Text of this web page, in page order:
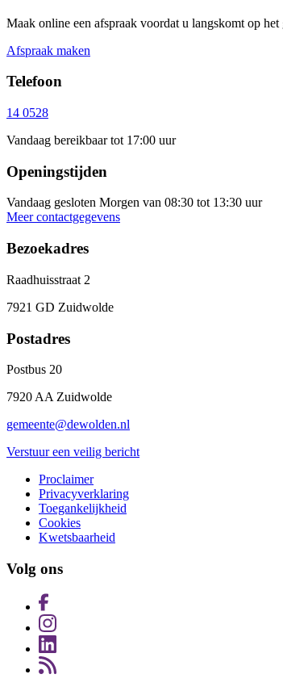
Maak online een afspraak voordat u langskomt op
Afspraak maken
Telefoon
14 0528
Vandaag bereikbaar tot 17:00 uur
Openingstijden
Vandaag gesloten Morgen van 08:30 tot 13:30 uur
Meer contactgegevens
Bezoekadres
Raadhuisstraat 2
7921 GD Zuidwolde
Postadres
Postbus 20
7920 AA Zuidwolde
gemeente@dewolden.nl
Verstuur een veilig bericht
Proclaimer
Privacyverklaring
Toegankelijkheid
Cookies
Kwetsbaarheid
Volg ons